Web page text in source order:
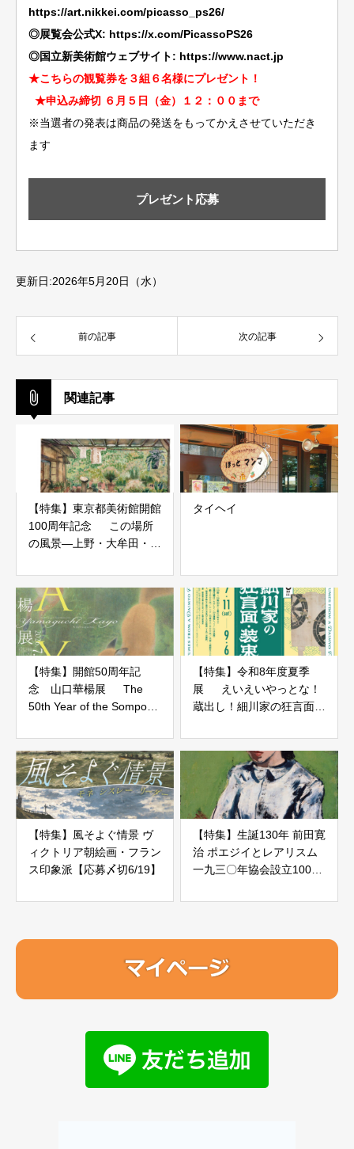
https://art.nikkei.com/picasso_ps26/
◎展覧会公式X: https://x.com/PicassoPS26
◎国立新美術館ウェブサイト: https://www.nact.jp
★こちらの観覧券を３組６名様にプレゼント！
★申込み締切 ６月５日（金）１２：００まで
※当選者の発表は商品の発送をもってかえさせていただき
ます
プレゼント応募
更新日:2026年5月20日（水）
前の記事 次の記事
関連記事
【特集】東京都美術館開館
100周年記念 この場所
の風景―上野・大牟田・ブ
7/21】
タイヘイ
【特集】開館50周年記
念 山口華楊展 The
50th Year of the Sompo
7/21】
【特集】令和8年度夏季
展 えいえいやっとな！
蔵出し！細川家の狂言面・
【特集】風そよぐ情景 ヴ
ィクトリア朝絵画・フラン
ス印象派【応募〆切6/19】
【特集】生誕130年 前田寛
治 ポエジイとレアリスム
一九三〇年協会設立100年